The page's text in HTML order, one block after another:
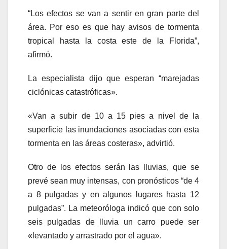
“Los efectos se van a sentir en gran parte del
área. Por eso es que hay avisos de tormenta
tropical hasta la costa este de la Florida”,
afirmó.
La especialista dijo que esperan “marejadas
ciclónicas catastróficas».
«Van a subir de 10 a 15 pies a nivel de la
superficie las inundaciones asociadas con esta
tormenta en las áreas costeras», advirtió.
Otro de los efectos serán las lluvias, que se
prevé sean muy intensas, con pronósticos “de 4
a 8 pulgadas y en algunos lugares hasta 12
pulgadas”. La meteoróloga indicó que con solo
seis pulgadas de lluvia un carro puede ser
«levantado y arrastrado por el agua».